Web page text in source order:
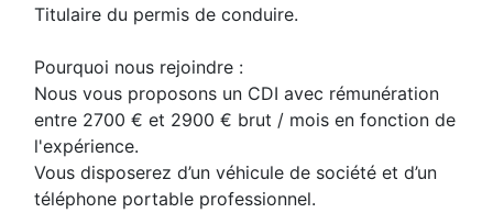
Titulaire du permis de conduire.
Pourquoi nous rejoindre :
Nous vous proposons un CDI avec rémunération
entre 2700 € et 2900 € brut / mois en fonction de
l'expérience.
Vous disposerez d’un véhicule de société et d’un
téléphone portable professionnel.